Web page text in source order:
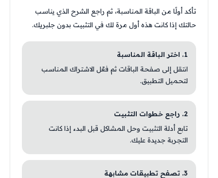
تأكد أولًا من الباقة المناسبة، ثم راجع الشرح الذي يناسب
حالتك إذا كانت هذه أول مرة لك في التثبيت بدون جلبريك.
1. اختر الباقة المناسبة
انتقل إلى صفحة الباقات ثم فعّل الاشتراك المناسب
لتحميل التطبيق.
2. راجع خطوات التثبيت
تابع أدلة التثبيت وحل المشاكل قبل البدء إذا كانت
التجربة جديدة عليك.
3. تصفح تطبيقات مشابهة